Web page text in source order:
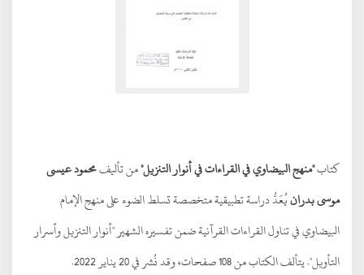
كتاب"منهج البيضاوي في القراءات في أنوار التنزيل"من تأليفمحمود عيسى
موسى بدرانيُعَدُّ دراسة تطبيقية متخصصة تسلط الضوء على منهج الإمام
البيضاوي في تناول القراءات القرآنية ضمن تفسيره الشهير "أنوار التنزيل وأسرار
التأويل". يتألف الكتاب من 108 صفحات، وقد نُشر في 20 يناير 2022.